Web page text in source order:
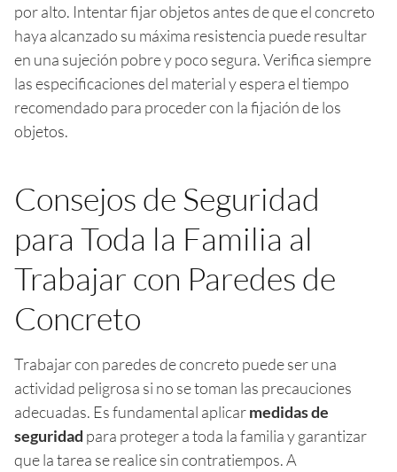
por alto. Intentar fijar objetos antes de que el concreto
haya alcanzado su máxima resistencia puede resultar
en una sujeción pobre y poco segura. Verifica siempre
las especificaciones del material y espera el tiempo
recomendado para proceder con la fijación de los
objetos.
Consejos de Seguridad
para Toda la Familia al
Trabajar con Paredes de
Concreto
Trabajar con paredes de concreto puede ser una
actividad peligrosa si no se toman las precauciones
adecuadas. Es fundamental aplicarmedidas de
seguridad para proteger a toda la familia y garantizar
que la tarea se realice sin contratiempos. A